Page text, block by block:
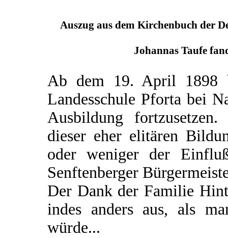
Auszug aus dem Kirchenbuch der
Johannas Taufe
Ab dem 19. April 1898
Landesschule Pforta bei
Ausbildung
dieser eher elitären
oder weniger der
Senftenberger
Der Dank der Familie
indes anders aus, als
würde...